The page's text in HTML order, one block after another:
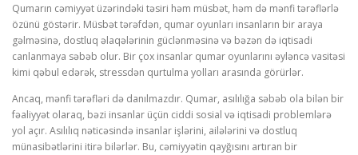
Qumarın cəmiyyət üzərindəki təsiri həm müsbət, həm də mənfi tərəflərlə
özünü göstərir. Müsbət tərəfdən, qumar oyunları insanların bir araya
gəlməsinə, dostluq əlaqələrinin güclənməsinə və bəzən də iqtisadi
canlanmaya səbəb olur. Bir çox insanlar qumar oyunlarını əyləncə vasitəsi
kimi qəbul edərək, stressdən qurtulma yolları arasında görürlər.
Ancaq, mənfi tərəfləri də danılmazdır. Qumar, asılılığa səbəb ola bilən bir
fəaliyyət olaraq, bəzi insanlar üçün ciddi sosial və iqtisadi problemlərə
yol açır. Asılılıq nəticəsində insanlar işlərini, ailələrini və dostluq
münasibətlərini itirə bilərlər. Bu, cəmiyyətin qayğısını artıran bir